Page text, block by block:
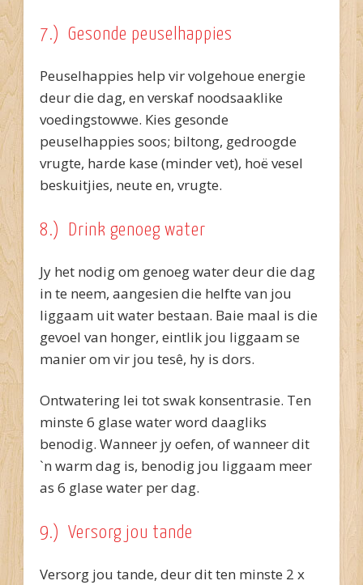
7.) Gesonde peuselhappies
Peuselhappies help vir volgehoue energie
deur die dag, en verskaf noodsaaklike
voedingstowwe. Kies gesonde
peuselhappies soos; biltong, gedroogde
vrugte, harde kase (minder vet), hoë vesel
beskuitjies, neute en, vrugte.
8.) Drink genoeg water
Jy het nodig om genoeg water deur die dag
in te neem, aangesien die helfte van jou
liggaam uit water bestaan. Baie maal is die
gevoel van honger, eintlik jou liggaam se
manier om vir jou tesê, hy is dors.
Ontwatering lei tot swak konsentrasie. Ten
minste 6 glase water word daagliks
benodig. Wanneer jy oefen, of wanneer dit
`n warm dag is, benodig jou liggaam meer
as 6 glase water per dag.
9.) Versorg jou tande
Versorg jou tande, deur dit ten minste 2 x